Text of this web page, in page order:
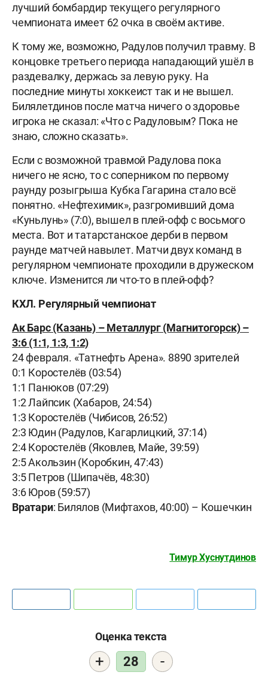
лучший бомбардир текущего регулярного
чемпионата имеет 62 очка в своём активе.
К тому же, возможно, Радулов получил травму. В
концовке третьего периода нападающий ушёл в
раздевалку, держась за левую руку. На
последние минуты хоккеист так и не вышел.
Билялетдинов после матча ничего о здоровье
игрока не сказал: «Что с Радуловым? Пока не
знаю, сложно сказать».
Если с возможной травмой Радулова пока
ничего не ясно, то с соперником по первому
раунду розыгрыша Кубка Гагарина стало всё
понятно. «Нефтехимик», разгромивший дома
«Куньлунь» (7:0), вышел в плей-офф с восьмого
места. Вот и татарстанское дерби в первом
раунде матчей навылет. Матчи двух команд в
регулярном чемпионате проходили в дружеском
ключе. Изменится ли что-то в плей-офф?
КХЛ. Регулярный чемпионат
Ак Барс (Казань) – Металлург (Магнитогорск) –
3:6 (1:1, 1:3, 1:2)
24 февраля. «Татнефть Арена». 8890 зрителей
0:1 Коростелёв (03:54)
1:1 Панюков (07:29)
1:2 Лайпсик (Хабаров, 24:54)
1:3 Коростелёв (Чибисов, 26:52)
2:3 Юдин (Радулов, Кагарлицкий, 37:14)
2:4 Коростелёв (Яковлев, Майе, 39:59)
2:5 Акользин (Коробкин, 47:43)
3:5 Петров (Шипачёв, 48:30)
3:6 Юров (59:57)
Вратари: Билялов (Мифтахов, 40:00) – Кошечкин
Тимур Хуснутдинов
Оценка текста
+ 28 -